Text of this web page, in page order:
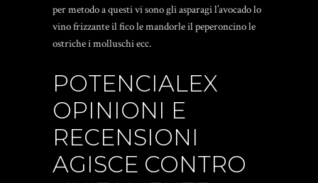
per metodo a questi vi sono gli asparagi l’avocado lo
vino frizzante il fico le mandorle il peperoncino le
ostriche i molluschi ecc.
POTENCIALEX
OPINIONI E
RECENSIONI
AGISCE CONTRO